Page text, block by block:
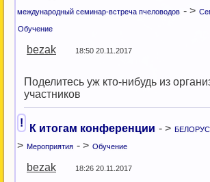
международный семинар-встреча пчеловодов - >
Обучение
bezak 18:50 20.11.2017
Поделитесь уж кто-нибудь из
участников
! К итогам конференции - >
> Мероприятия - > Обучение
bezak 18:26 20.11.2017